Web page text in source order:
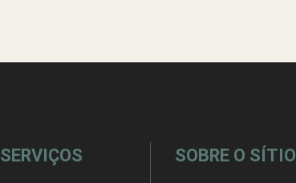
SERVIÇOS SOBRE O SÍTIO